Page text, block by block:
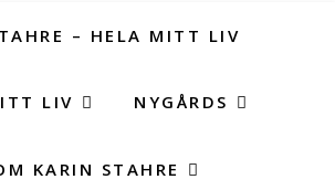
– HELA MITT LIV
LIV NYGÅRDS
KARIN STAHRE